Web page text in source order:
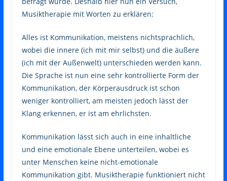
Musiktherapie mit Worten zu erklären:
Alles ist Kommunikation, meistens nichtsprachlich,
wobei die innere (ich mit mir selbst) und die äußere
(ich mit der Außenwelt) unterschieden werden kann.
Die Sprache ist nun eine sehr kontrollierte Form der
Kommunikation, der Körperausdruck ist schon
weniger kontrolliert, am meisten jedoch lässt der
Klang erkennen, er ist am ehrlichsten.
Kommunikation lässt sich auch in eine inhaltliche
und eine emotionale Ebene unterteilen, wobei es
unter Menschen keine nicht-emotionale
Kommunikation gibt. Musiktherapie funktioniert nicht